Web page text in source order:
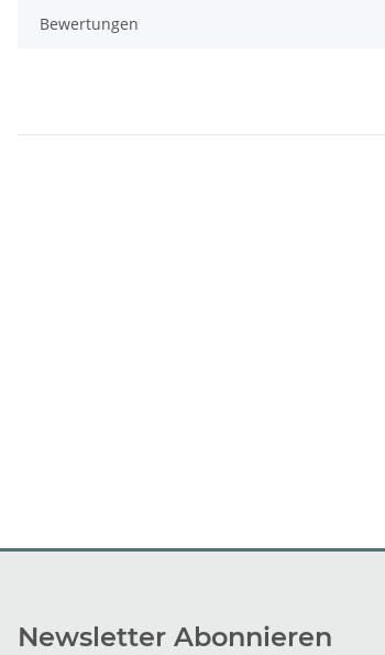
Bewertungen
Newsletter Abonnieren